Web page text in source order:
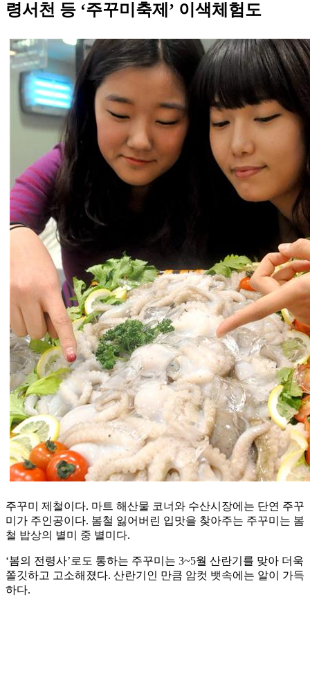
령서천 등 ‘주꾸미축제’ 이색체험도
주꾸미 제철이다. 마트 해산물 코너와 수산시장에는 단연 주꾸
미가 주인공이다. 봄철 잃어버린 입맛을 찾아주는 주꾸미는 봄
철 밥상의 별미 중 별미다.
‘봄의 전령사’로도 통하는 주꾸미는 3~5월 산란기를 맞아 더욱
쫄깃하고 고소해졌다. 산란기인 만큼 암컷 뱃속에는 알이 가득
하다.